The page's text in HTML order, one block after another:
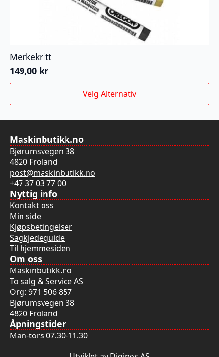
Merkekritt
149,00 kr
Velg Alternativ
Dette
flere
Alternativene
kan
velges
på
produktsiden
Maskinbutikk.no
Bjørumsvegen 38
4820 Froland
post@maskinbutikk.no
+47 37 03 77 00
Nyttig info
Kontakt oss
Min side
Kjøpsbetingelser
Sagkjedeguide
Til hjemmesiden
Om oss
Maskinbutikk.no
To salg & Service AS
Org: 971 506 857
Bjørumsvegen 38
4820 Froland
Åpningstider
Man-tors 07.30-11.30